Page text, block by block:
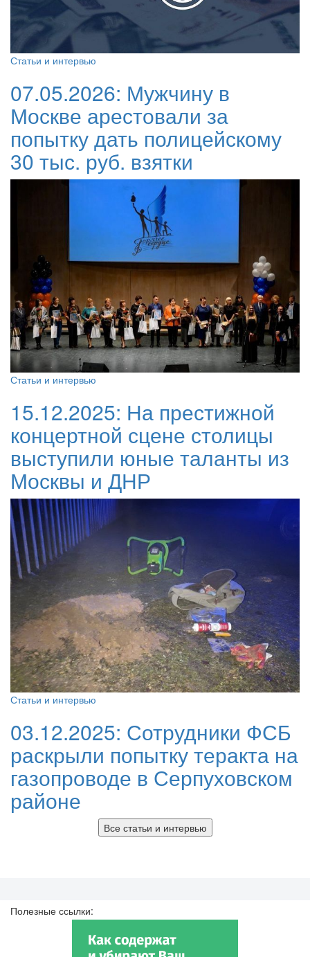
Статьи и интервью
07.05.2026: Мужчину в
Москве арестовали за
попытку дать полицейскому
30 тыс. руб. взятки
Статьи и интервью
15.12.2025: На престижной
концертной сцене столицы
выступили юные таланты из
Москвы и ДНР
Статьи и интервью
03.12.2025: Сотрудники ФСБ
раскрыли попытку теракта на
газопроводе в Серпуховском
районе
Все статьи и интервью
Полезные ссылки: